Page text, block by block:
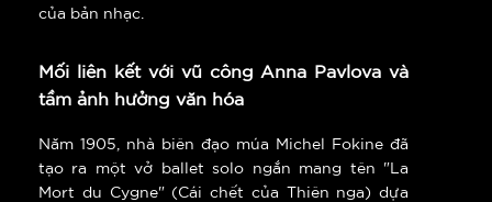
của bản nhạc.
Mối liên kết với vũ công Anna Pavlova và
tầm ảnh hưởng văn hóa
Năm 1905, nhà biên đạo múa Michel Fokine đã
tạo ra một vở ballet solo ngắn mang tên "La
Mort du Cygne" (Cái chết của Thiên nga) dựa